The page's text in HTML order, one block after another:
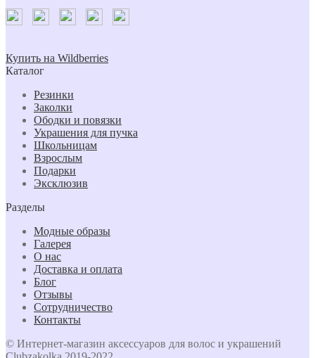
Купить на Wildberries
Каталог
Резинки
Заколки
Ободки и повязки
Украшения для пучка
Школьницам
Взрослым
Подарки
Эксклюзив
Разделы
Модные образы
Галерея
О нас
Доставка и оплата
Блог
Отзывы
Сотрудничество
Контакты
© Интернет-магазин аксессуаров для волос и украшений